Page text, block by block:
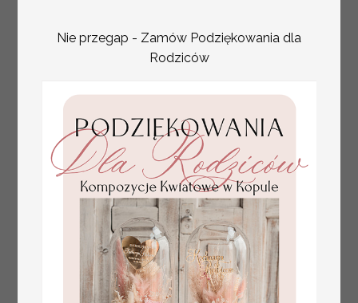
kwiatyNie przegap - Zamów Podziękowania dla
Rodziców